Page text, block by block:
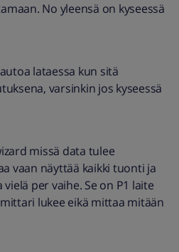
No yleensä on kyseessä
lataessa kun sitä
varsinkin jos kyseessä
missä data tulee
vaan näyttää kaikki tuonti ja
per vaihe. Se on P1 laite
lukee eikä mittaa mitään